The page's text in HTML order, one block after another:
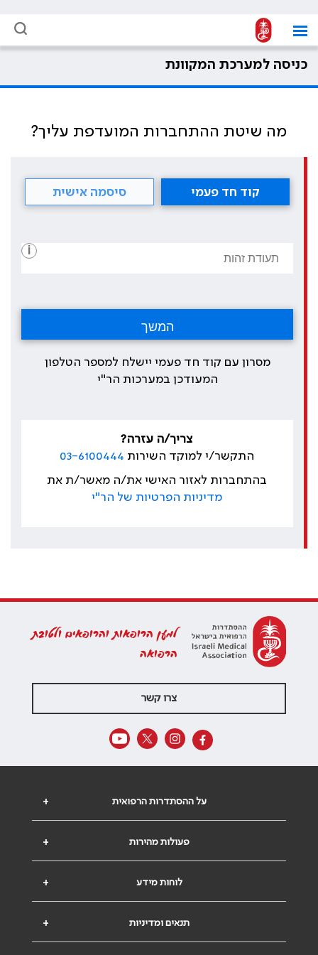
כניסה למערכת המקוונת
מה שיטת ההתחברות המועדפת עליך?
קוד חד פעמי סיסמה אישית
i
מסרון עם קוד חד פעמי יישלח למספר הטלפון
המעודכן במערכות הר"י
צריך/ה עזרה?
התקשר/י למוקד השירות 03-6100444
בהתחברות לאזור האישי את/ה מאשר/ת את
מדיניות הפרטיות של הר"י
למען הרופאות והרופאים ולטובת
הרפואה
צרו קשר
+ על ההסתדרות הרפואית
+ פעולות מהירות
+ לוחות מידע
+ תנאים ומדיניות